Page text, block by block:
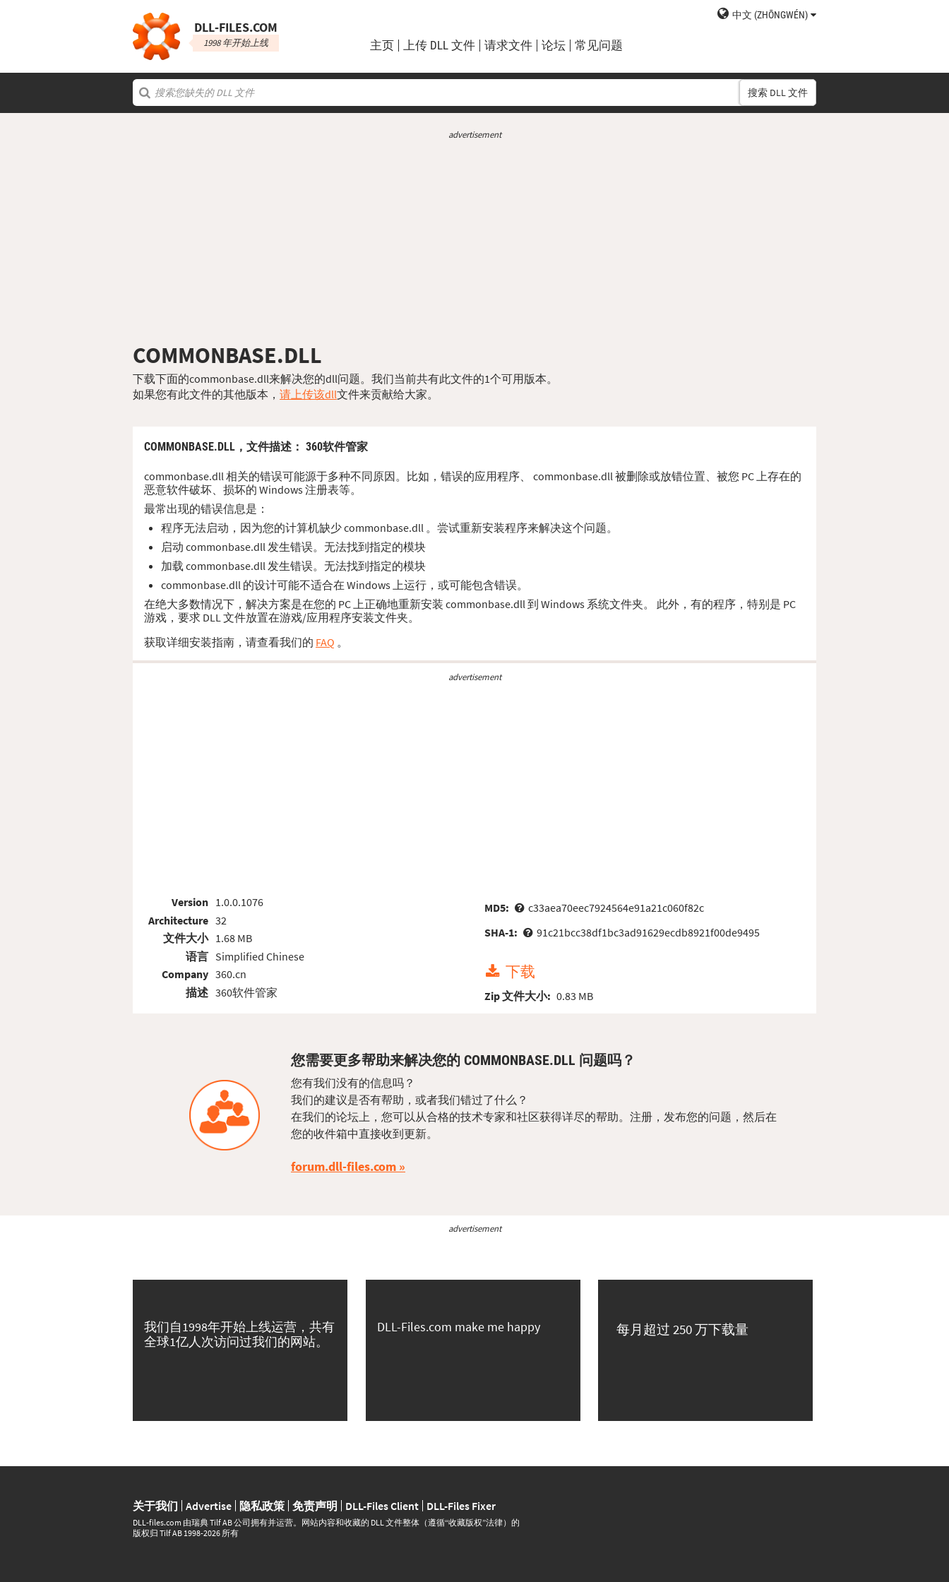
DLL‑FILES.COM
1998 年开始上线
中文 (ZHŌNGWÉN)
主页 上传 DLL 文件 请求文件 论坛 常见问题
搜索 DLL 文件
advertisement
COMMONBASE.DLL
下载下面的commonbase.dll来解决您的dll问题。我们当前共有此文件的1个可用版本。
如果您有此文件的其他版本， 请上传该dll文件来贡献给大家。
COMMONBASE.DLL， 文件描述 ： 360软件管家
commonbase.dll 相关的错误可能源于多种不同原因。比如，错误的应用程序、 commonbase.dll 被删除或放错位置、被您 PC 上存在的
恶意软件破坏、损坏的 Windows 注册表等。
最常出现的错误信息是：
程序无法启动，因为您的计算机缺少 commonbase.dll 。尝试重新安装程序来解决这个问题。
启动 commonbase.dll 发生错误。无法找到指定的模块
加载 commonbase.dll 发生错误。无法找到指定的模块
commonbase.dll 的设计可能不适合在 Windows 上运行，或可能包含错误。
在绝大多数情况下，解决方案是在您的 PC 上正确地重新安装 commonbase.dll 到 Windows 系统文件夹。 此外，有的程序，特别是 PC
游戏，要求 DLL 文件放置在游戏/应用程序安装文件夹。
获取详细安装指南，请查看我们的 FAQ 。
advertisement
Version
Architecture
文件大小
语言
Company
描述
1.0.0.1076
32
1.68 MB
Simplified Chinese
360.cn
360软件管家
MD5:
c33aea70eec7924564e91a21c060f82c
SHA-1:
91c21bcc38df1bc3ad91629ecdb8921f00de9495
下载
Zip 文件大小: 0.83 MB
您需要更多帮助来解决您的 COMMONBASE.DLL 问题吗？
您有我们没有的信息吗？
我们的建议是否有帮助，或者我们错过了什么？
在我们的论坛上，您可以从合格的技术专家和社区获得详尽的帮助。注册，发布您的问题，然后在
您的收件箱中直接收到更新。
forum.dll-files.com
advertisement
我们自1998年开始上线运营，共有
全球1亿人次访问过我们的网站。
DLL-Files.com make me happy 每月超过 250 万下载量
关于我们 Advertise 隐私政策 免责声明 DLL-Files Client DLL-Files Fixer
DLL‑files.com 由瑞典 Tilf AB 公司拥有并运营。网站内容和收藏的 DLL 文件整体（遵循“收藏版权”法律）的
版权归 Tilf AB 1998-2026 所有